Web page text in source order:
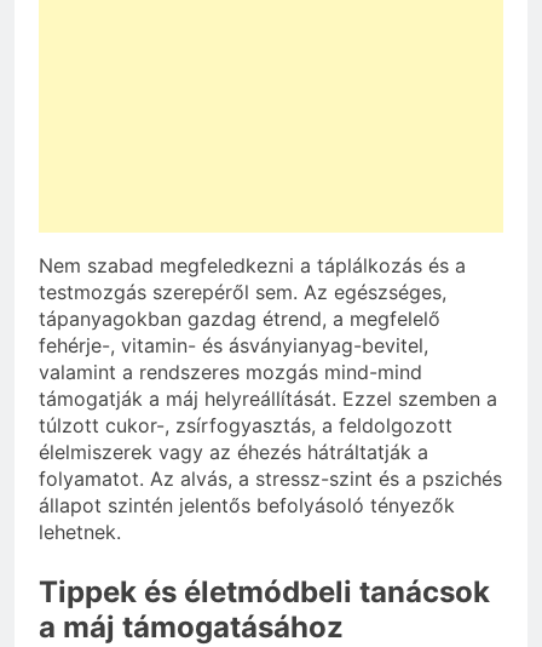
Nem szabad megfeledkezni a táplálkozás és a
testmozgás szerepéről sem. Az egészséges,
tápanyagokban gazdag étrend, a megfelelő
fehérje-, vitamin- és ásványianyag-bevitel,
valamint a rendszeres mozgás mind-mind
támogatják a máj helyreállítását. Ezzel szemben a
túlzott cukor-, zsírfogyasztás, a feldolgozott
élelmiszerek vagy az éhezés hátráltatják a
folyamatot. Az alvás, a stressz-szint és a pszichés
állapot szintén jelentős befolyásoló tényezők
lehetnek.
Tippek és életmódbeli tanácsok
a máj támogatásához